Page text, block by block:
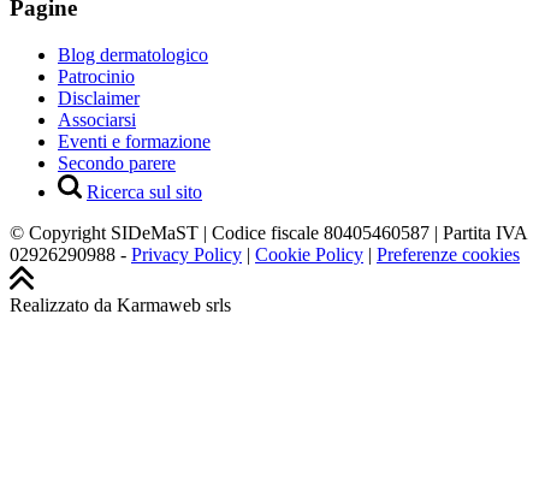
Pagine
Blog dermatologico
Patrocinio
Disclaimer
Associarsi
Eventi e formazione
Secondo parere
Ricerca sul sito
© Copyright SIDeMaST | Codice fiscale 80405460587 | Partita IVA
02926290988 - Privacy Policy | Cookie Policy | Preferenze cookies
Realizzato da Karmaweb srls